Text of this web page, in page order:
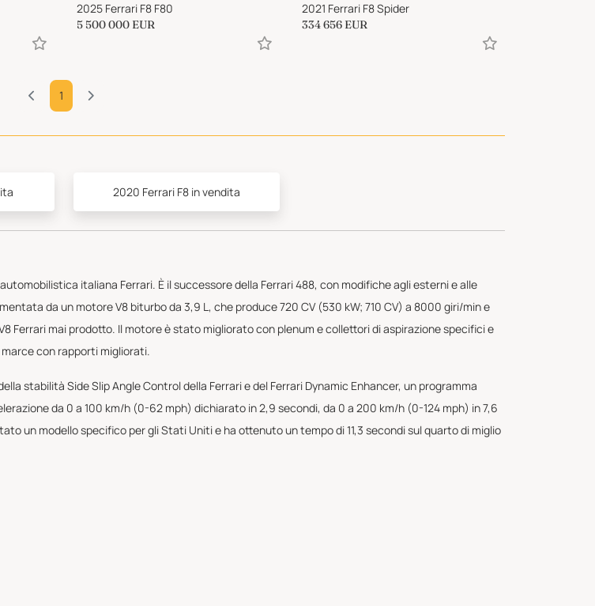
2025 Ferrari F8 F80
5 500 000 EUR
2021 Ferrari F8 Spider
334 656 EUR
1
2020 Ferrari F8 in vendita
italiana Ferrari. È il successore della Ferrari 488, con modifiche agli esterni e alle
da un motore V8 biturbo da 3,9 L, che produce 720 CV (530 kW; 710 CV) a 8000 giri/min e
Ferrari mai prodotto. Il motore è stato migliorato con plenum e collettori di aspirazione specifici e
con rapporti migliorati.
stabilità Side Slip Angle Control della Ferrari e del Ferrari Dynamic Enhancer, un programma
da 0 a 100 km/h (0-62 mph) dichiarato in 2,9 secondi, da 0 a 200 km/h (0-124 mph) in 7,6
un modello specifico per gli Stati Uniti e ha ottenuto un tempo di 11,3 secondi sul quarto di miglio